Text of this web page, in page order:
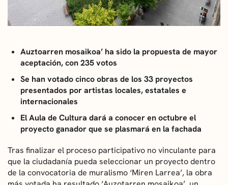
NOTICIAS
ASOCIACIONES CULTURALES
Auztoarren mosaikoa’ ha sido la propuesta de mayor
aceptación, con 235 votos
Se han votado cinco obras de los 33 proyectos
presentados por artistas locales, estatales e
internacionales
El Aula de Cultura dará a conocer en octubre el
proyecto ganador que se plasmará en la fachada
Tras finalizar el proceso participativo no vinculante para
que la ciudadanía pueda seleccionar un proyecto dentro
de la convocatoria de muralismo ‘Miren Larrea’, la obra